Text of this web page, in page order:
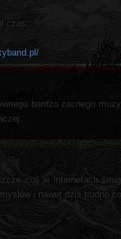
czas.
bardzo zacnego
coś w internetach
i nawet dziś trudno